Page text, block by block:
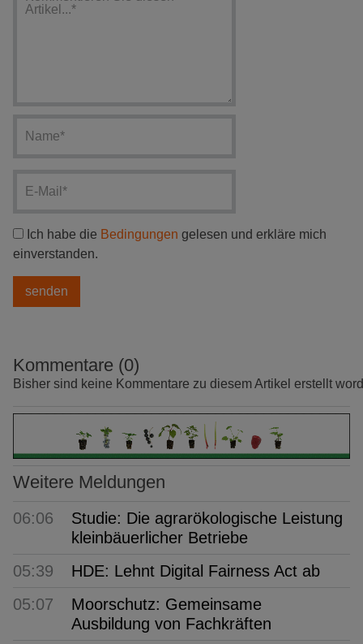
Ich habe die Bedingungen gelesen und erkläre mich
einverstanden.
Kommentare (0)
Bisher sind keine Kommentare zu diesem Artikel erstellt
Weitere Meldungen
06:06
Studie: Die agrarökologische Leistung
kleinbäuerlicher Betriebe
05:39
HDE: Lehnt Digital Fairness Act ab
05:07
Moorschutz: Gemeinsame
Ausbildung von Fachkräften